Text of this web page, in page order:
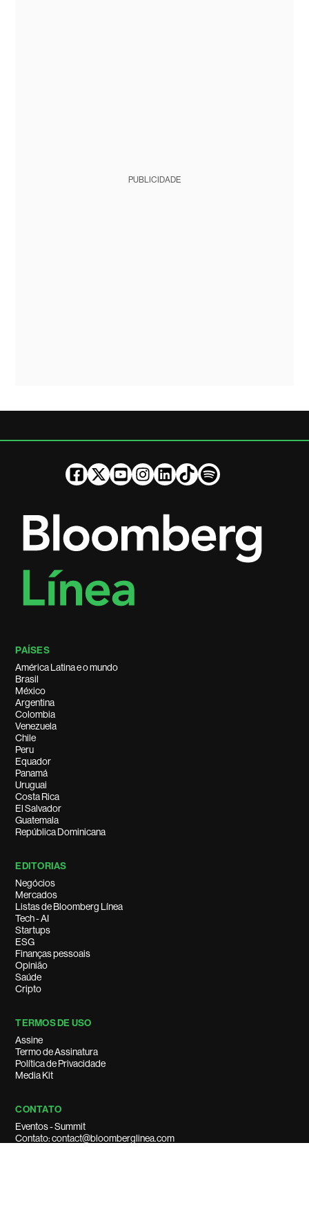
PUBLICIDADE
PAÍSES
América Latina e o mundo
Brasil
México
Argentina
Colombia
Venezuela
Chile
Peru
Equador
Panamá
Uruguai
Costa Rica
El Salvador
Guatemala
República Dominicana
EDITORIAS
Negócios
Mercados
Listas de Bloomberg Línea
Tech - AI
Startups
ESG
Finanças pessoais
Opinião
Saúde
Cripto
TERMOS DE USO
Assine
Termo de Assinatura
Política de Privacidade
Media Kit
CONTATO
Eventos - Summit
Contato: contact@bloomberglinea.com